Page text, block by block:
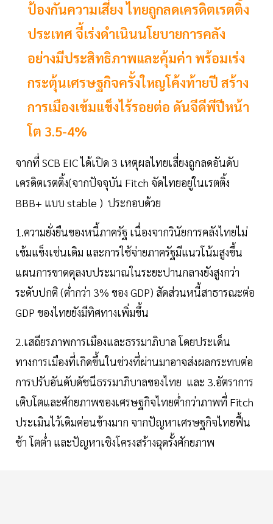
ป้องกันความเสี่ยง ไทยถูกลดเครดิตเรตติ้ง
ประเทศ จี้เร่งดำเนินนโยบายการคลัง
อย่างมีประสิทธิภาพและคุ้มค่า พร้อมเร่ง
กระตุ้นเศรษฐกิจครั้งใหญโค้งท้ายปี สร้าง
การเมืองเข้มแข็งไร้รอยต่อ ดันจีดีพีปีหน้า
โต 3.5-4%
จากที่ SCB EIC ได้เปิด 3 เหตุผลไทยเสี่ยงถูกลดอันดับ
เครดิตเรตติ้ง(จากปัจจุบัน Fitch จัดไทยอยู่ในเรตติ้ง
BBB+ แบบ stable ) ประกอบด้วย
1.ความยั่งยืนของหนี้ภาครัฐ เนื่องจากวินัยการคลังไทยไม่
เข้มแข็งเช่นเดิม และการใช้จ่ายภาครัฐมีแนวโน้มสูงขึ้น
แผนการขาดดุลงบประมาณในระยะปานกลางยังสูงกว่า
ระดับปกติ (ต่ำกว่า 3% ของ GDP) สัดส่วนหนี้สาธารณะต่อ
GDP ของไทยยังมีทิศทางเพิ่มขึ้น
2.เสถียรภาพการเมืองและธรรมาภิบาล โดยประเด็น
ทางการเมืองที่เกิดขึ้นในช่วงที่ผ่านมาอาจส่งผลกระทบต่อ
การปรับอันดับดัชนีธรรมาภิบาลของไทย และ 3.อัตราการ
เติบโตและศักยภาพของเศรษฐกิจไทยต่ำกว่าภาพที่ Fitch
ประเมินไว้เดิมค่อนข้างมาก จากปัญหาเศรษฐกิจไทยฟื้น
ช้า โตต่ำ และปัญหาเชิงโครงสร้างฉุดรั้งศักยภาพ